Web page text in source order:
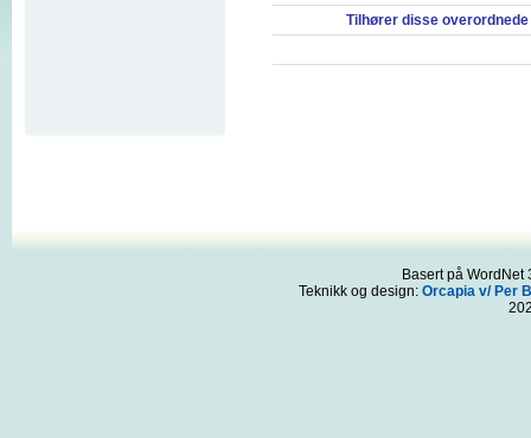
Tilhører disse
Basert på
Teknikk og design: Orcapia v/ Per